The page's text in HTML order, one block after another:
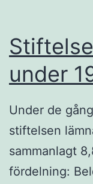
under
Under de
stiftelsen
sammanlagt
fördelning: